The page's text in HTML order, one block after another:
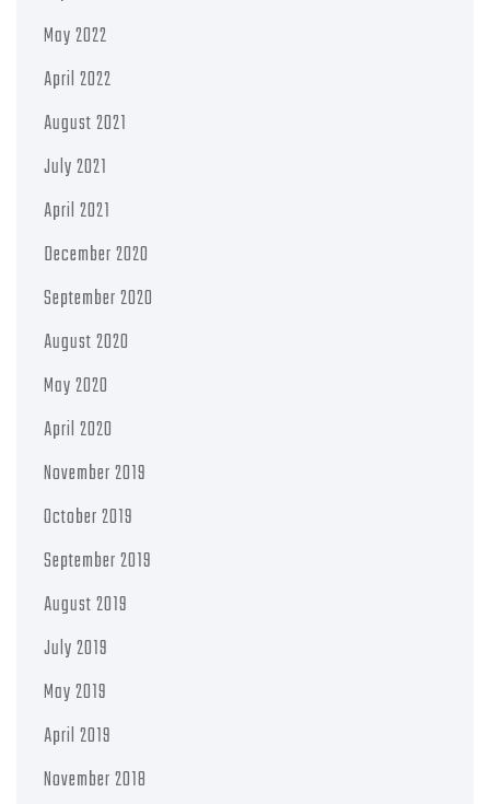
May 2022
April 2022
August 2021
July 2021
April 2021
December 2020
September 2020
August 2020
May 2020
April 2020
November 2019
October 2019
September 2019
August 2019
July 2019
May 2019
April 2019
November 2018